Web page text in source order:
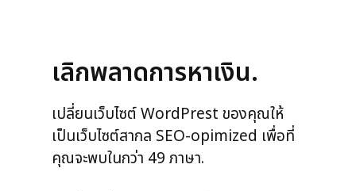
เลิกพลาดการหาเงิน.
เปลี่ยนเว็บไซต์ WordPrest ของคุณให้
เป็นเว็บไซต์สากล SEO-opimized เพื่อที่
คุณจะพบในกว่า 49 ภาษา.